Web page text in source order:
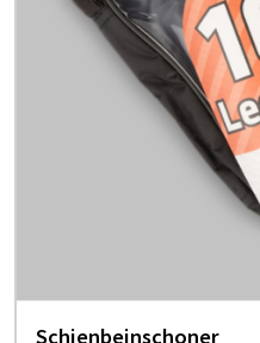
Schienbeinschoner